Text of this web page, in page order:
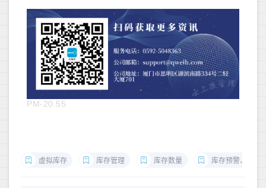
PM-20.55
虚拟库存 库存管理 库存数量 库存预警、